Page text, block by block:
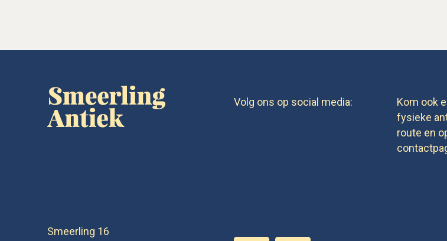
Smeerling 16
Volg ons op social media:
Kom ook
fysieke
route en